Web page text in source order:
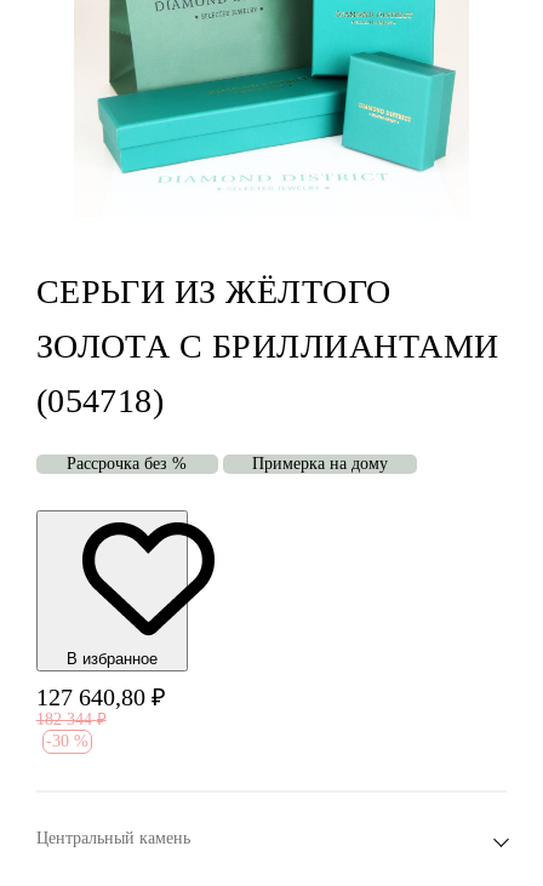
СЕРЬГИ ИЗ ЖЁЛТОГО
ЗОЛОТА С БРИЛЛИАНТАМИ
(054718)
Рассрочка без % Примерка на дому
В избранноe
127 640,80 ₽
182 344 ₽
-30 %
Центральный камень